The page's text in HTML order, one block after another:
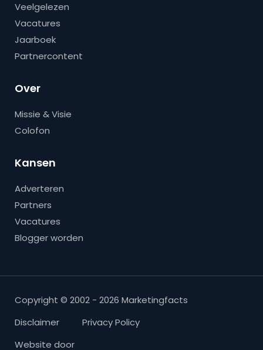
Veelgelezen
Vacatures
Jaarboek
Partnercontent
Over
Missie & Visie
Colofon
Kansen
Adverteren
Partners
Vacatures
Blogger worden
Copyright © 2002 - 2026 Marketingfacts
Disclaimer
Privacy Policy
Website door